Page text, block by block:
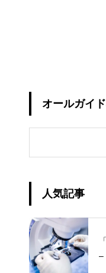
オールガイ
人気記事
–